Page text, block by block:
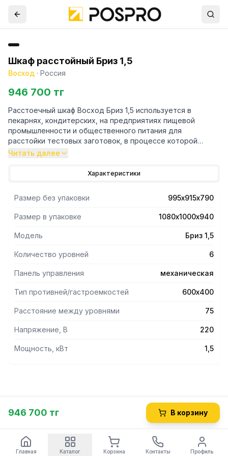
Шкаф расстойный Бриз 1,5
Восход · Россия
946 700 тг
Расстоечный шкаф Восход Бриз 1,5 используется в
пекарнях, кондитерских, на предприятиях пищевой
промышленности и общественного питания для
расстойки тестовых заготовок, в процессе которой
тесто увеличивается в объеме и приобретает ровную
и облицовка выполнены из нержавеющей стали, дверцы
Читать далее
Характеристики
Размер без упаковки 995х915х790
Размер в упаковке 1080х1000х940
Модель Бриз 1,5
Количество уровней 6
Панель управления механическая
Тип противней/гастроемкостей 600х400
Расстояние между уровнями 75
Напряжение, В 220
Мощность, кВт 1,5
946 700 тг В корзину
Главная Каталог Корзина Контакты Профиль